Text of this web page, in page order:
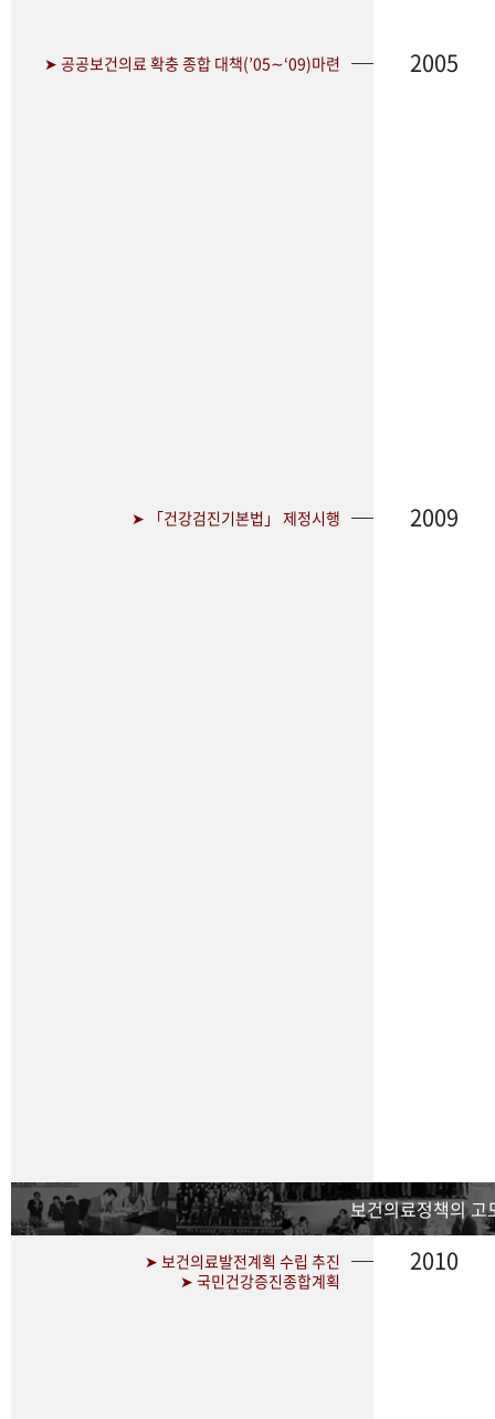
➤ 공공보건의료 확충 종합 대책(’05∼‘09)마련 2005
➤ 「건강검진기본법」 제정시행 2009
보건의료정책의 고
➤ 보건의료발전계획 수립 추진
➤ 국민건강증진종합계획
2010